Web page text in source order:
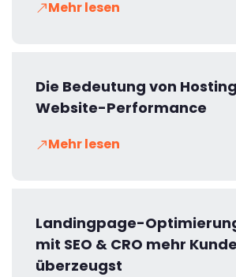
Mehr lesen
Die Bedeutung von
Website-Performance
Mehr lesen
Landingpage-
mit SEO & CRO mehr
überzeugst